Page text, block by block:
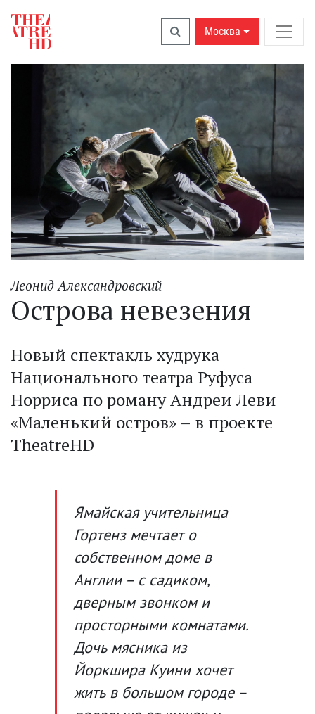
Москва
Леонид Александровский
Острова невезения
Новый спектакль худрука
Национального театра Руфуса
Норриса по роману Андреи Леви
«Маленький остров» – в проекте
TheatreHD
Ямайская учительница
Гортенз мечтает о
собственном доме в
Англии – с садиком,
дверным звонком и
просторными комнатами.
Дочь мясника из
Йоркшира Куини хочет
жить в большом городе –